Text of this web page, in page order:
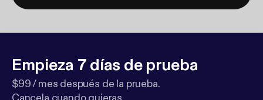
Empieza 7 días de prueba
$99 / mes después de la prueba.